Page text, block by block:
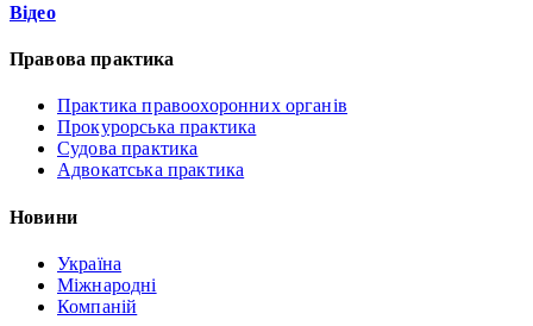
Відео
Правова практика
Практика правоохоронних органів
Прокурорська практика
Судова практика
Адвокатська практика
Новини
Україна
Міжнародні
Компаній